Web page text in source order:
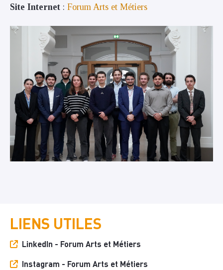
Site Internet : Forum Arts et Métiers
LIENS UTILES
LinkedIn - Forum Arts et Métiers
Instagram - Forum Arts et Métiers